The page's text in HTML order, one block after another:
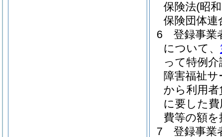
保険法(昭
保険団体
6
登録事業
について、
って特例
障害福祉
から利用
に要した
費等の額
7
登録事業